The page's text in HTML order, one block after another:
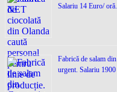
Salariu 14 Euro/ oră.
Fabrică de salam
urgent. Salariu 1900